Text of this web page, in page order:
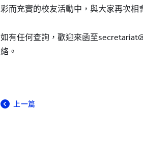
彩而充實的校友活動中，與大家再次相
如有任何查詢，歡迎來函至
絡。
上一篇